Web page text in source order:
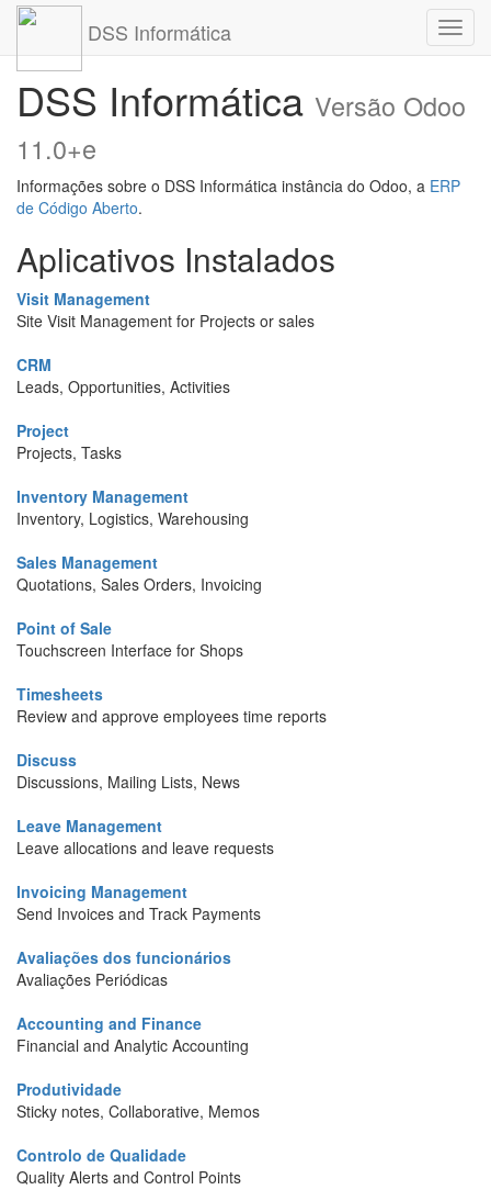
DSS Informática
DSS Informática Versão Odoo
11.0+e
Informações sobre o DSS Informática instância do Odoo, a ERP
de Código Aberto.
Aplicativos Instalados
Visit Management
Site Visit Management for Projects or sales
CRM
Leads, Opportunities, Activities
Project
Projects, Tasks
Inventory Management
Inventory, Logistics, Warehousing
Sales Management
Quotations, Sales Orders, Invoicing
Point of Sale
Touchscreen Interface for Shops
Timesheets
Review and approve employees time reports
Discuss
Discussions, Mailing Lists, News
Leave Management
Leave allocations and leave requests
Invoicing Management
Send Invoices and Track Payments
Avaliações dos funcionários
Avaliações Periódicas
Accounting and Finance
Financial and Analytic Accounting
Produtividade
Sticky notes, Collaborative, Memos
Controlo de Qualidade
Quality Alerts and Control Points